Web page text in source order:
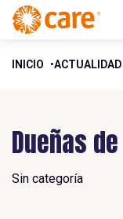
INICIO ACTUALIDAD
Dueñas
Sin categoría